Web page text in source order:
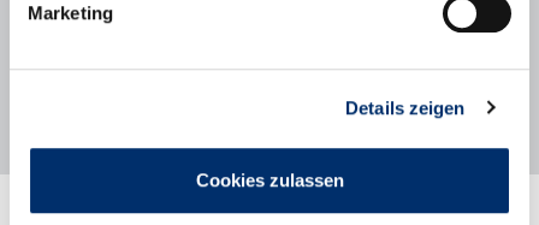
Marketing
Details zeigen
Cookies zulassen
KaJo Friederichs
Rathaus